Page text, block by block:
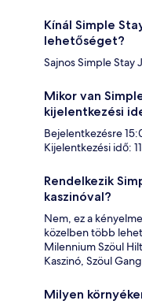
Kínál Simple
lehetőséget?
Sajnos Simple Stay
Mikor van
kijelentkezési
Bejelentkezésre
Kijelentkezési idő:
Rendelkezik
kaszinóval?
Nem, ez a
közelben több
Milennium Szöul
Kaszinó, Szöul
Milyen